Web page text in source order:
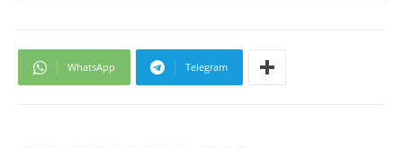
WhatsApp Telegram